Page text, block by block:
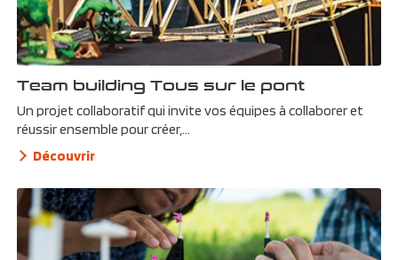
Team building Tous sur le pont
Un projet collaboratif qui invite vos équipes à collaborer et
réussir ensemble pour créer,...
Découvrir